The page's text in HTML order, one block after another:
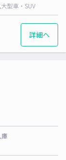
大型車・SUV
詳細へ
庫